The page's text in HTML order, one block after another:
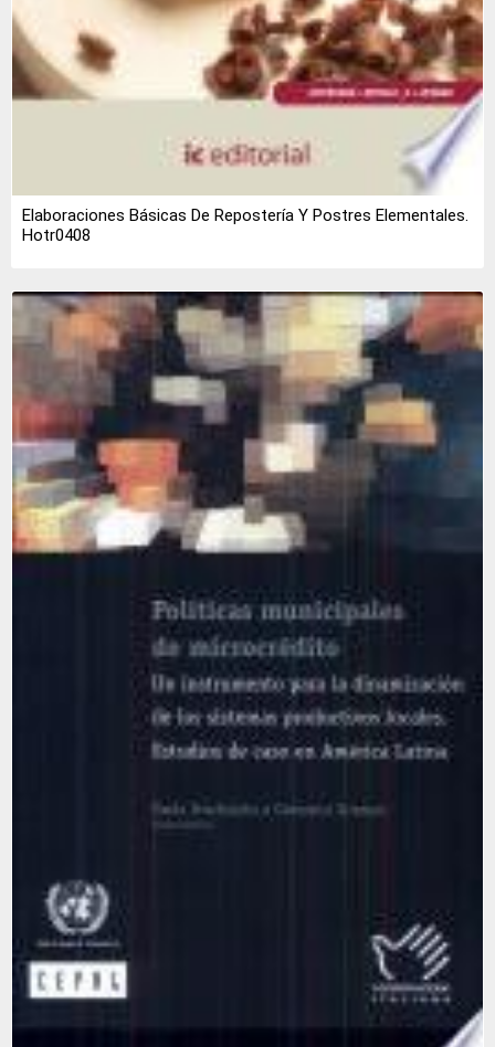
Elaboraciones Básicas De Repostería Y Postres Elementales.
Hotr0408